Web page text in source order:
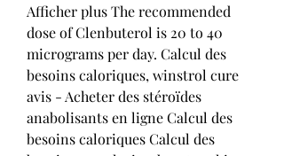
Afficher plus The recommended
dose of Clenbuterol is 20 to 40
micrograms per day. Calcul des
besoins caloriques, winstrol cure
avis - Acheter des stéroïdes
anabolisants en ligne Calcul des
besoins caloriques Calcul des